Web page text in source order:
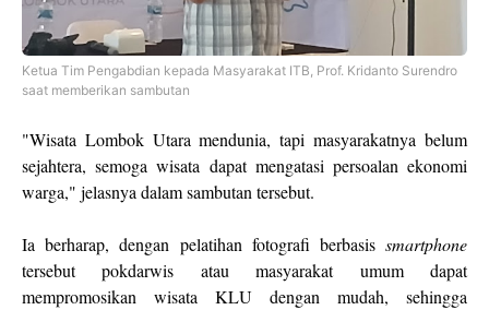
Ketua Tim Pengabdian kepada Masyarakat ITB, Prof. Kridanto Surendro
saat memberikan sambutan
"Wisata Lombok Utara mendunia, tapi masyarakatnya belum
sejahtera, semoga wisata dapat mengatasi persoalan ekonomi
warga," jelasnya dalam sambutan tersebut.
Ia berharap, dengan pelatihan fotografi berbasis smartphone
tersebut pokdarwis atau masyarakat umum dapat
mempromosikan wisata KLU dengan mudah, sehingga